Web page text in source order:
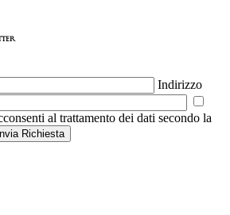
Indirizzo
al trattamento dei dati secondo la
Invia Richiesta